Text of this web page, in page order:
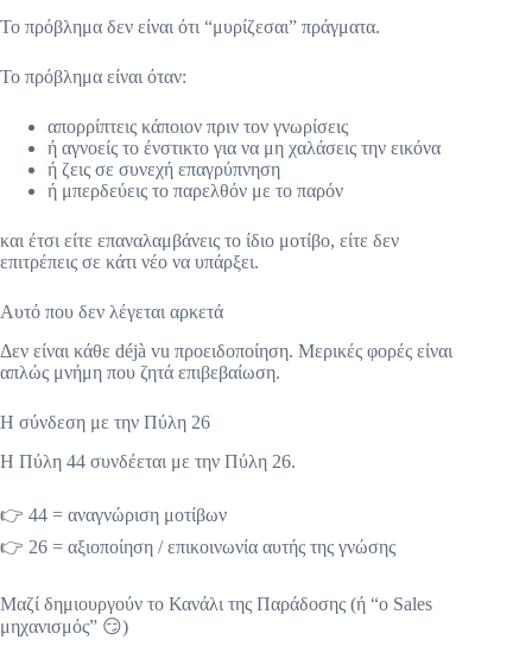
Το πρόβλημα δεν είναι ότι “μυρίζεσαι” πράγματα.
Το πρόβλημα είναι όταν:
απορρίπτεις κάποιον πριν τον γνωρίσεις
ή αγνοείς το ένστικτο για να μη χαλάσεις την εικόνα
ή ζεις σε συνεχή επαγρύπνηση
ή μπερδεύεις το παρελθόν με το παρόν
και έτσι είτε επαναλαμβάνεις το ίδιο μοτίβο, είτε δεν
επιτρέπεις σε κάτι νέο να υπάρξει.
Αυτό που δεν λέγεται αρκετά
Δεν είναι κάθε déjà vu προειδοποίηση. Μερικές φορές είναι
απλώς μνήμη που ζητά επιβεβαίωση.
Η σύνδεση με την Πύλη 26
Η Πύλη 44 συνδέεται με την Πύλη 26.
👉 44 = αναγνώριση μοτίβων
👉 26 = αξιοποίηση / επικοινωνία αυτής της γνώσης
Μαζί δημιουργούν το Κανάλι της Παράδοσης (ή “ο Sales
μηχανισμός” 😏)